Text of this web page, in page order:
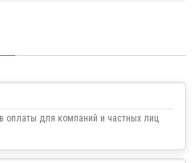
оплаты для компаний и частных лиц